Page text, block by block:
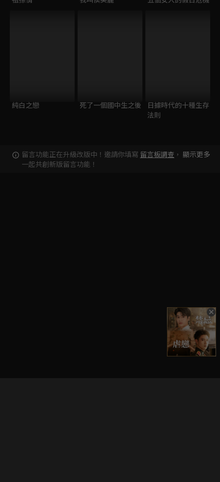
純白之戀 死了一個國中生之後
日據時代的十種生存
法則
留言功能正在升級改版中！邀請你填寫 留言板調查 ，
一起共創新版留言功能！
顯示更多